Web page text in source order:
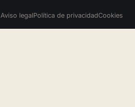
Aviso legalPolítica de privacidadCookies